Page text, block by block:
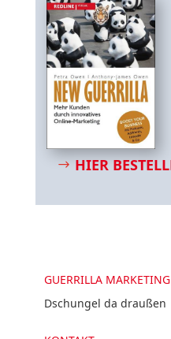
HIER
GUERRILLA
Dschungel da draußen